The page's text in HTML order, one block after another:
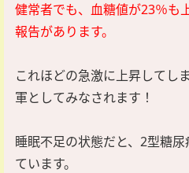
健常者でも、血糖値が23％も
報告があります。
これほどの急激に上昇してし
軍としてみなされます！
睡眠不足の状態だと、2型糖
ています。